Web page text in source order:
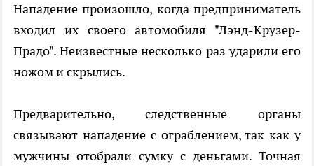
Нападение произошло, когда предприниматель
входил их своего автомобиля "Лэнд-Крузер-
Прадо". Неизвестные несколько раз ударили его
ножом и скрылись.
Предварительно, следственные органы
связывают нападение с ограблением, так как у
мужчины отобрали сумку с деньгами. Точная